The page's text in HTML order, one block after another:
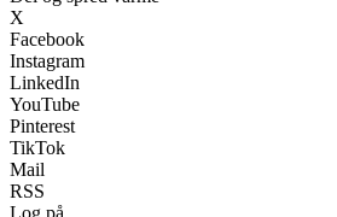
X
Facebook
Instagram
LinkedIn
YouTube
Pinterest
TikTok
Mail
RSS
Log på